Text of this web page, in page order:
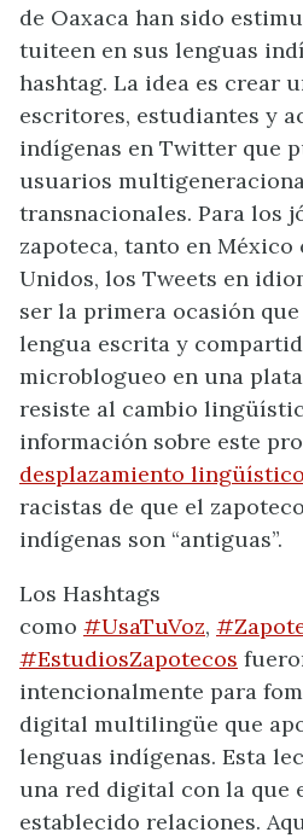
de Oaxaca han sido
tuiteen en sus lenguas
hashtag. La idea es crear
escritores, estudiantes y
indígenas en Twitter que
usuarios
transnacionales. Para los
zapoteca, tanto en México
Unidos, los Tweets en
ser la primera ocasión
lengua escrita y
microblogueo en una
resiste al cambio
información sobre este
desplazamiento lingüístico
racistas de que el
indígenas son “antiguas”.
Los Hashtags
como #UsaTuVoz,
#EstudiosZapotecos
intencionalmente para
digital multilingüe que
lenguas indígenas. Esta
una red digital con la que
establecido relaciones.